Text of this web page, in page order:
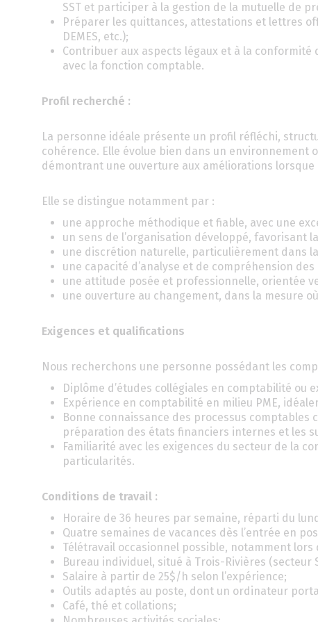
SST et participer à la gestion de la mutuelle de
Préparer les quittances, attestations et lettres
DEMES, etc.);
Contribuer aux aspects légaux et à la
avec la fonction comptable.
Profil recherché :
La personne idéale présente un profil réfléchi,
cohérence. Elle évolue bien dans un environnement
démontrant une ouverture aux améliorations
Elle se distingue notamment par :
une approche méthodique et fiable, avec une
un sens de l’organisation développé, favorisant
une discrétion naturelle, particulièrement dans
une capacité d’analyse et de compréhension
une attitude posée et professionnelle, orientée
une ouverture au changement, dans la mesure
Exigences et qualifications
Nous recherchons une personne possédant les
Diplôme d’études collégiales en comptabilité ou
Expérience en comptabilité en milieu PME,
Bonne connaissance des processus
préparation des états financiers internes et les
Familiarité avec les exigences du secteur de la
particularités.
Conditions de travail :
Horaire de 36 heures par semaine, réparti du
Quatre semaines de vacances dès l’entrée en
Télétravail occasionnel possible, notamment
Bureau individuel, situé à Trois-Rivières
Salaire à partir de 25$/h selon l’expérience;
Outils adaptés au poste, dont un ordinateur
Café, thé et collations;